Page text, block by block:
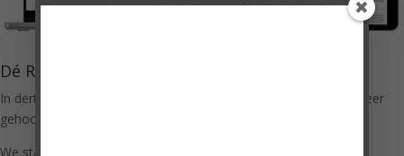
Dé RelatieChallenge
In dertig dagen een betere relatie, leukere sfeer in huis én je meer
gehoord en begrepen voelen; dát is Dé RelatieChallenge!
We starten slechts twee keer per jaar: